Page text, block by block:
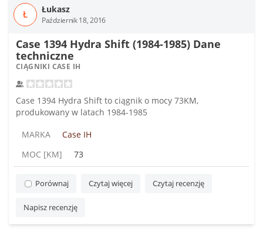
Ł Łukasz
Październik 18, 2016
Case 1394 Hydra Shift (1984-1985) Dane
techniczne
CIĄGNIKI CASE IH
Case 1394 Hydra Shift to ciągnik o mocy 73KM,
produkowany w latach 1984-1985
MARKA
Case IH
MOC [KM]
73
Porównaj Czytaj więcej Czytaj recenzję
Napisz recenzję